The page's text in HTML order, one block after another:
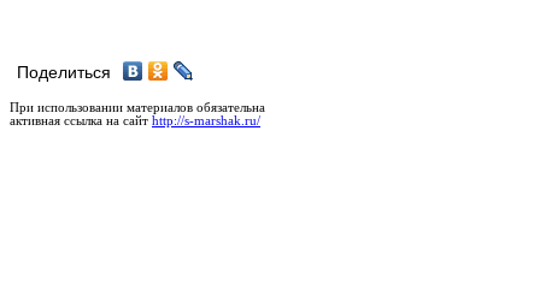
Поделиться
При использовании материалов обязательна
активная ссылка на сайт http://s-marshak.ru/